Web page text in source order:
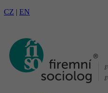
CZ | EN